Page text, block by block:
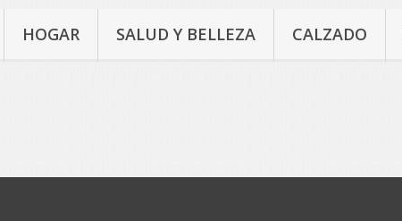
HOGAR SALUD Y BELLEZA CALZADO